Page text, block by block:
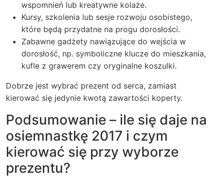
wspomnień lub kreatywne kolaże.
Kursy, szkolenia lub sesje rozwoju osobistego,
które będą przydatne na progu dorosłości.
Zabawne gadżety nawiązujące do wejścia w
dorosłość, np. symboliczne klucze do mieszkania,
kufle z grawerem czy oryginalne koszulki.
Dobrze jest wybrać prezent od serca, zamiast
kierować się jedynie kwotą zawartości koperty.
Podsumowanie – ile się daje na
osiemnastkę 2017 i czym
kierować się przy wyborze
prezentu?